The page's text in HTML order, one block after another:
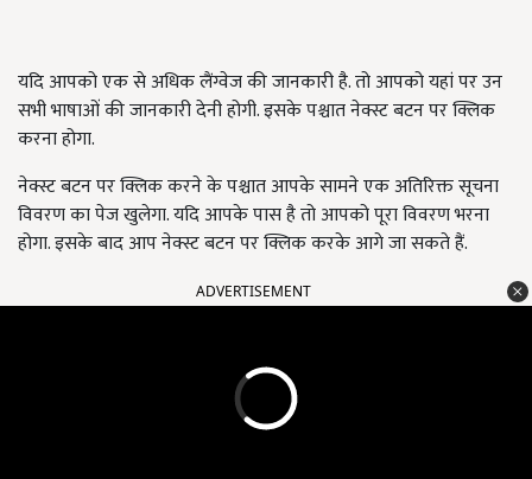
यदि आपको एक से अधिक लैंग्वेज की जानकारी है. तो आपको यहां पर उन
सभी भाषाओं की जानकारी देनी होगी. इसके पश्चात नेक्स्ट बटन पर क्लिक
करना होगा.
नेक्स्ट बटन पर क्लिक करने के पश्चात आपके सामने एक अतिरिक्त सूचना
विवरण का पेज खुलेगा. यदि आपके पास है तो आपको पूरा विवरण भरना
होगा. इसके बाद आप नेक्स्ट बटन पर क्लिक करके आगे जा सकते हैं.
ADVERTISEMENT